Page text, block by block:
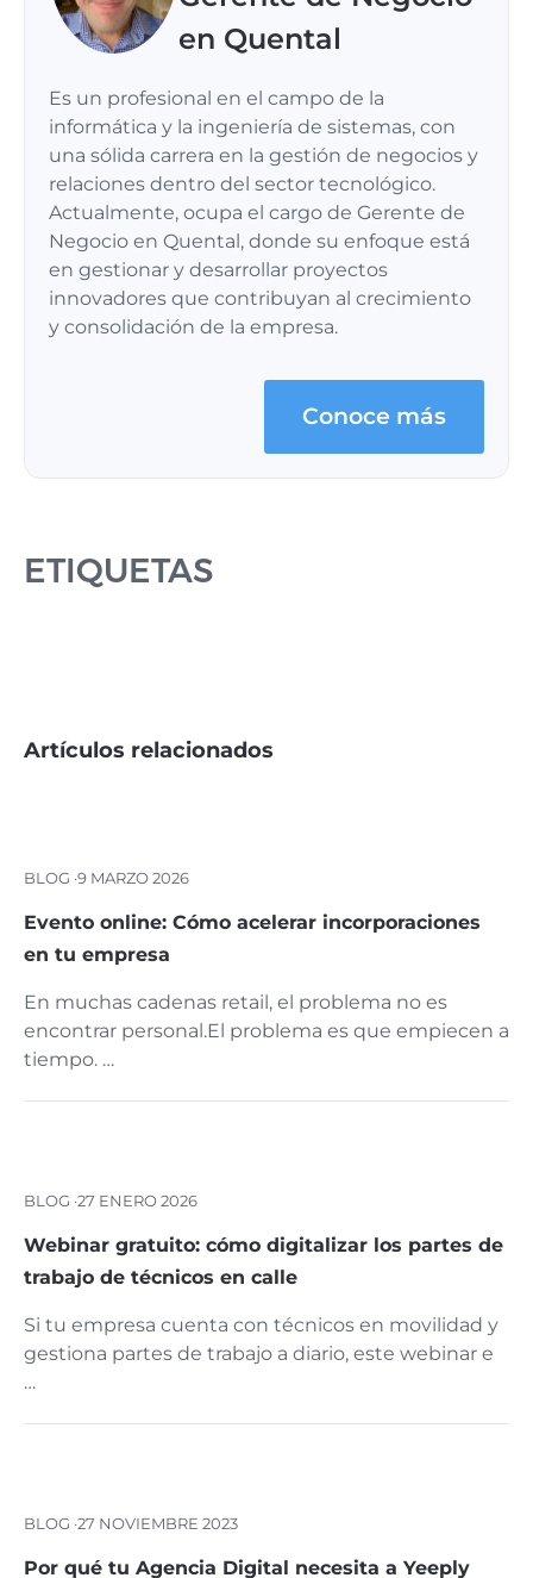
en Quental
Es un profesional en el campo de la
informática y la ingeniería de sistemas, con
una sólida carrera en la gestión de negocios y
relaciones dentro del sector tecnológico.
Actualmente, ocupa el cargo de Gerente de
Negocio en Quental, donde su enfoque está
en gestionar y desarrollar proyectos
innovadores que contribuyan al crecimiento
y consolidación de la empresa.
Conoce más
ETIQUETAS
Artículos relacionados
BLOG ·9 MARZO 2026
Evento online: Cómo acelerar incorporaciones
en tu empresa
En muchas cadenas retail, el problema no es
encontrar personal.El problema es que empiecen a
tiempo. …
BLOG ·27 ENERO 2026
Webinar gratuito: cómo digitalizar los partes de
trabajo de técnicos en calle
Si tu empresa cuenta con técnicos en movilidad y
gestiona partes de trabajo a diario, este webinar e
…
BLOG ·27 NOVIEMBRE 2023
Por qué tu Agencia Digital necesita a Yeeply